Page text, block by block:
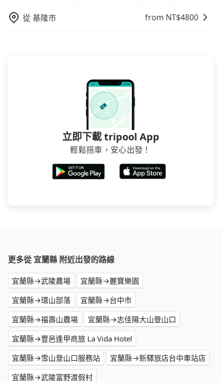
賣的現象，便有可能到了現場卻沒房可住的窘境，所以
介意多花一點錢省下這些瑣碎的事，台灣本土的AsiaYo
或者國際Airbnb都值得推薦。
從基隆市 from NT$4800
立即下載 tripool App
輕鬆搭車，安心出發！
更多從 宜蘭縣 附近出發的路線
宜蘭縣→武陵農場
宜蘭縣→麗寶樂園
宜蘭縣→環山部落
宜蘭縣→台中市
宜蘭縣→福壽山農場
宜蘭縣→志佳陽大山登山口
宜蘭縣→豐邑逢甲商旅 La Vida Hotel
宜蘭縣→雪山登山口服務站
宜蘭縣→新驛旅店台中車站店
宜蘭縣→武陵富野渡假村